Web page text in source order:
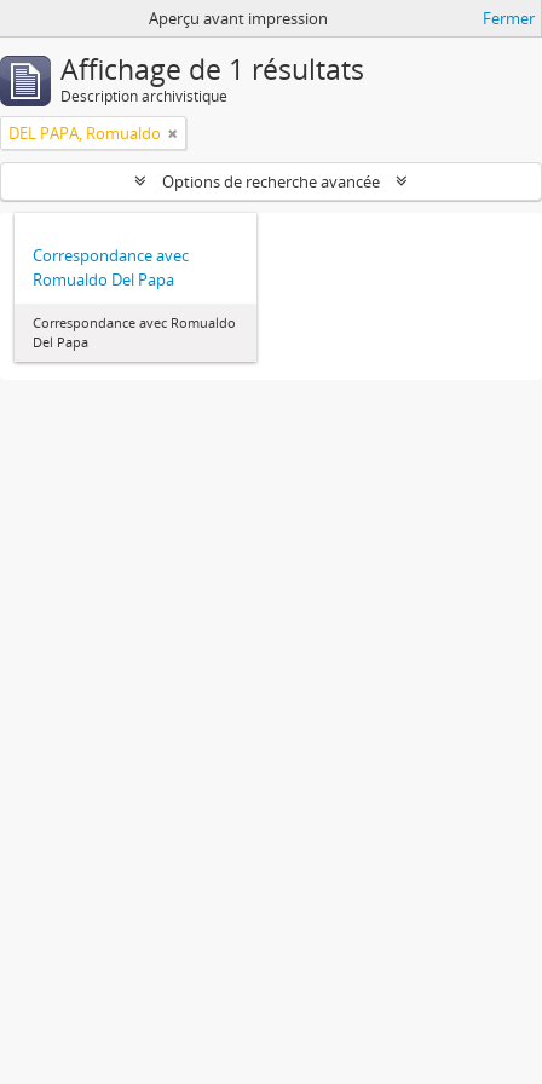
Aperçu avant impression Fermer
Affichage de 1 résultats
Description archivistique
DEL PAPA, Romualdo
Options de recherche avancée
Correspondance avec
Romualdo Del Papa
Correspondance avec Romualdo
Del Papa